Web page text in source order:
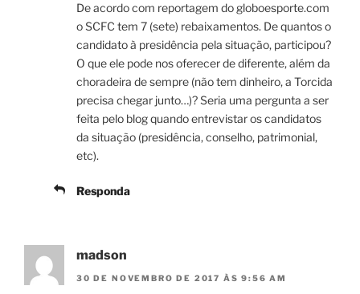
De acordo com reportagem do globoesporte.com
o SCFC tem 7 (sete) rebaixamentos. De quantos o
candidato à presidência pela situação, participou?
O que ele pode nos oferecer de diferente, além da
choradeira de sempre (não tem dinheiro, a Torcida
precisa chegar junto…)? Seria uma pergunta a ser
feita pelo blog quando entrevistar os candidatos
da situação (presidência, conselho, patrimonial,
etc).
Responda
madson
30 DE NOVEMBRO DE 2017 ÀS 9:56 AM